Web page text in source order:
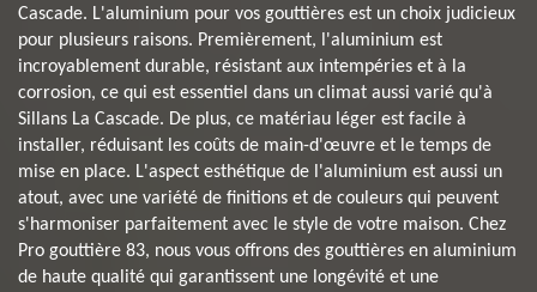
Cascade. L'aluminium pour vos gouttières est un choix judicieux
pour plusieurs raisons. Premièrement, l'aluminium est
incroyablement durable, résistant aux intempéries et à la
corrosion, ce qui est essentiel dans un climat aussi varié qu'à
Sillans La Cascade. De plus, ce matériau léger est facile à
installer, réduisant les coûts de main-d'œuvre et le temps de
mise en place. L'aspect esthétique de l'aluminium est aussi un
atout, avec une variété de finitions et de couleurs qui peuvent
s'harmoniser parfaitement avec le style de votre maison. Chez
Pro gouttière 83, nous vous offrons des gouttières en aluminium
de haute qualité qui garantissent une longévité et une